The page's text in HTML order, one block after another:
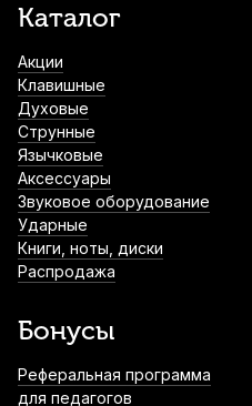
Каталог
Акции
Клавишные
Духовые
Струнные
Язычковые
Аксессуары
Звуковое оборудование
Ударные
Книги, ноты, диски
Распродажа
Бонусы
Реферальная программа
для педагогов